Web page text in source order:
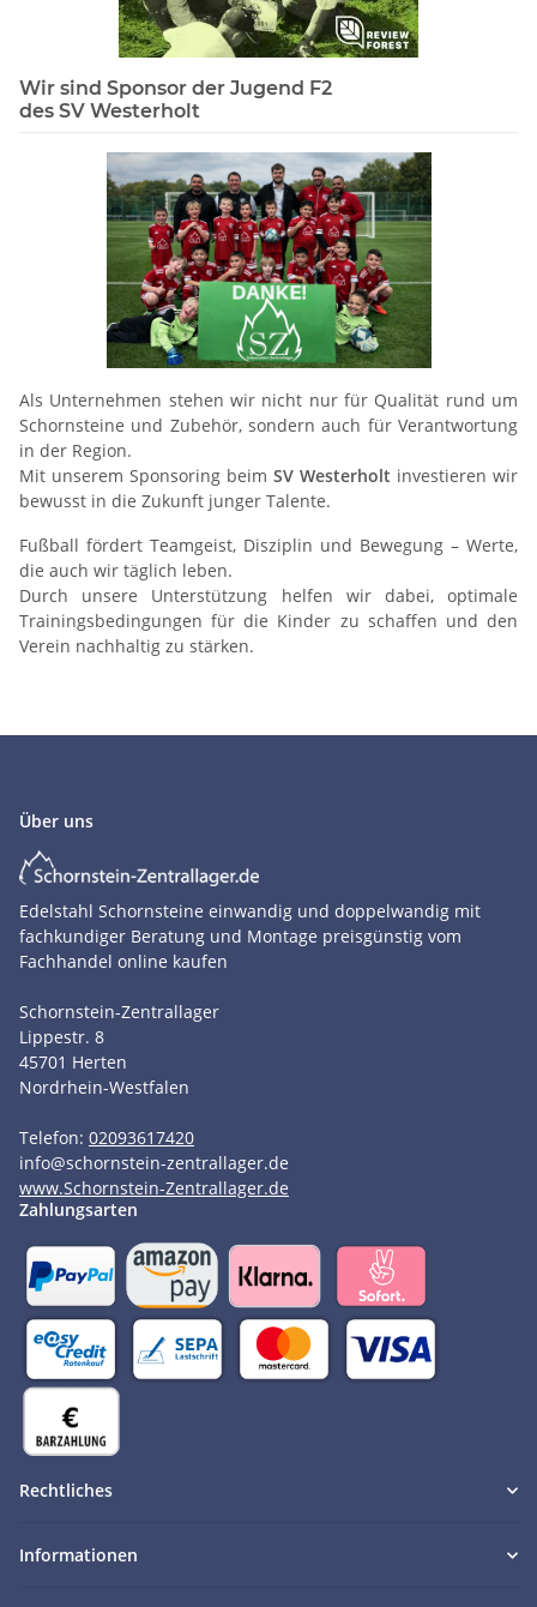
Wir sind Sponsor der Jugend F2
des SV Westerholt
Als Unternehmen stehen wir nicht nur für Qualität rund um
Schornsteine und Zubehör, sondern auch für Verantwortung
in der Region.
Mit unserem Sponsoring beim SV Westerholt investieren wir
bewusst in die Zukunft junger Talente.
Fußball fördert Teamgeist, Disziplin und Bewegung – Werte,
die auch wir täglich leben.
Durch unsere Unterstützung helfen wir dabei, optimale
Trainingsbedingungen für die Kinder zu schaffen und den
Verein nachhaltig zu stärken.
Über uns
Edelstahl Schornsteine einwandig und doppelwandig mit
fachkundiger Beratung und Montage preisgünstig vom
Fachhandel online kaufen
Schornstein-Zentrallager
Lippestr. 8
45701 Herten
Nordrhein-Westfalen
Telefon: 02093617420
info@schornstein-zentrallager.de
www.Schornstein-Zentrallager.de
Zahlungsarten
Rechtliches
Informationen